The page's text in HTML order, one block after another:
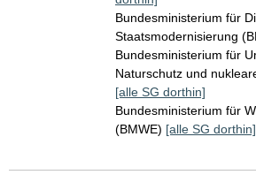
Bundesministerium für
Staatsmodernisierung
Bundesministerium für
Naturschutz und
[alle SG dorthin]
Bundesministerium für
(BMWE) [alle SG dorthin]